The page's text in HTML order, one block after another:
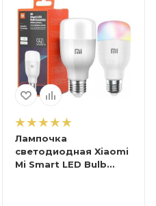
Лампочка
светодиодная Xiaomi
Mi Smart LED Bulb